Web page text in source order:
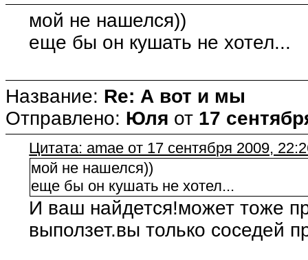
мой не нашелся))
еще бы он кушать не хотел...
Название: Re: А вот и мы
Отправлено: Юля от 17
Цитата: amae от 17 сентября 2009,
мой не нашелся))
еще бы он кушать не хотел...
И ваш найдется!может тоже
выползет.вы только соседей